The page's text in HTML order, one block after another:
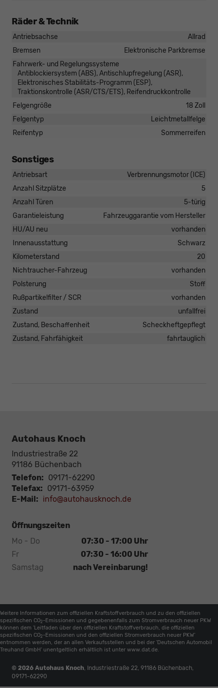
Räder & Technik
Antriebsachse
Allrad
Bremsen
Elektronische Parkbremse
Fahrwerk- und Regelungssysteme
Antiblockiersystem (ABS), Antischlupfregelung (ASR),
Elektronisches Stabilitäts-Programm (ESP),
Traktionskontrolle (ASR/CTS/ETS), Reifendruckkontrolle
Felgengröße
18 Zoll
Felgentyp
Leichtmetallfelge
Reifentyp
Sommerreifen
Sonstiges
Antriebsart
Verbrennungsmotor (ICE)
Anzahl Sitzplätze
5
Anzahl Türen
5-türig
Garantieleistung
Fahrzeuggarantie vom Hersteller
HU/AU neu
vorhanden
Innenausstattung
Schwarz
Kilometerstand
20
Nichtraucher-Fahrzeug
vorhanden
Polsterung
Stoff
Rußpartikelfilter / SCR
vorhanden
Zustand
unfallfrei
Zustand, Beschaffenheit
Scheckheftgepflegt
Zustand, Fahrfähigkeit
fahrtauglich
Autohaus Knoch
Industriestraße 22
91186 Büchenbach
Telefon: 09171-62290
Telefax: 09171-63959
E-Mail: info@autohausknoch.de
Öffnungszeiten
Mo - Do
07:30 - 17:00 Uhr
Fr
07:30 - 16:00 Uhr
Samstag
nach Vereinbarung!
Weitere Informationen zum offiziellen Kraftstoffverbrauch und zu den offiziellen
spezifischen CO2 -Emissionen und gegebenenfalls zum Stromverbrauch neuer PKW
können dem 'Leitfaden über den offiziellen Kraftstoffverbrauch, die offiziellen
spezifischen CO2 -Emissionen und den offiziellen Stromverbrauch neuer PKW'
entnommen werden, der an allen Verkaufsstellen und bei der 'Deutschen Automobil
Treuhand GmbH' unentgeltlich erhältlich ist unter www.dat.de.
© 2026 Autohaus Knoch, Industriestraße 22, 91186 Büchenbach,
09171-62290